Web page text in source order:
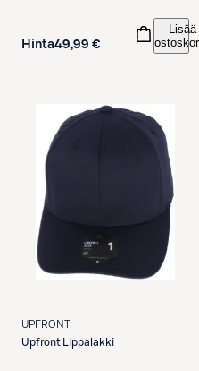
Hinta49,99 €
Lisää
UPFRONT
Upfront
Lippalakki